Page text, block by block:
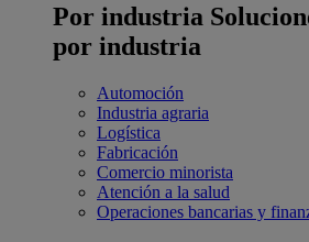
Por industria
por industria
Automoción
Industria agraria
Logística
Fabricación
Comercio minorista
Atención a la salud
Operaciones bancarias y